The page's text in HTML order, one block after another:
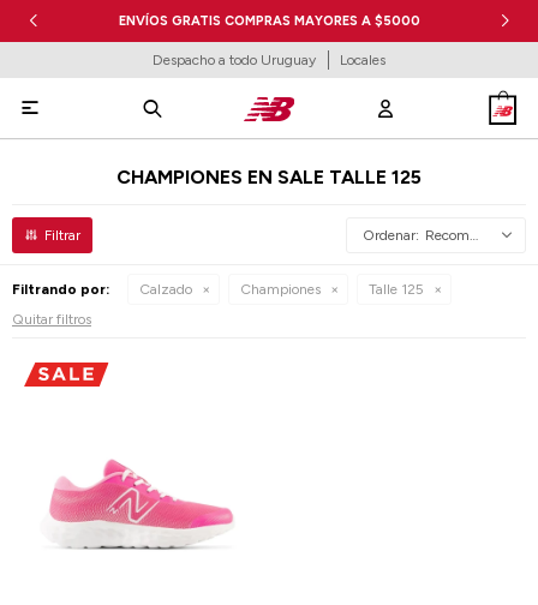
ENVÍOS GRATIS COMPRAS MAYORES A $5000
Despacho a todo Uruguay Locales

CHAMPIONES EN SALE TALLE 125
Recomendados
Filtrando por: Calzado Championes
Talle 125
Quitar filtros